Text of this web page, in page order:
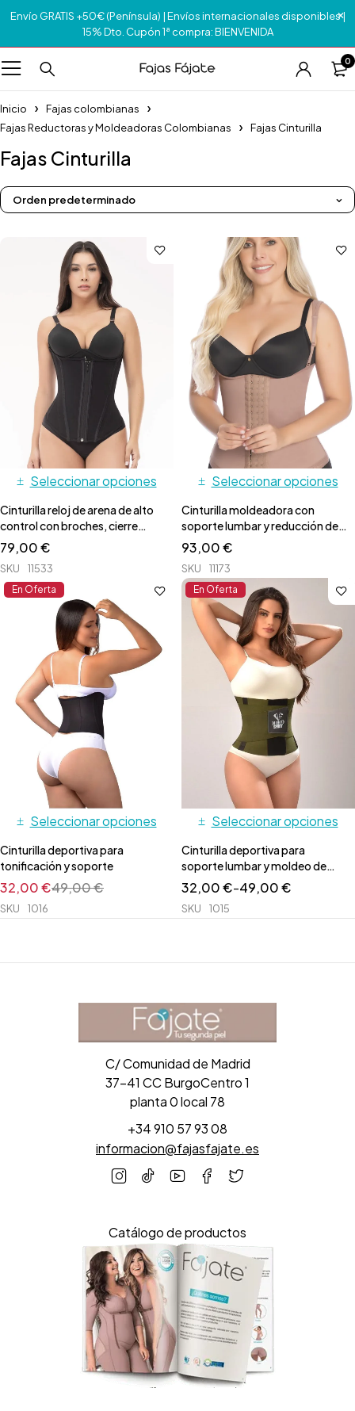
Envío GRATIS +50€ (Península) | Envíos internacionales disponibles |
15% Dto. Cupón 1ª compra: BIENVENIDA
0
Inicio
Fajas colombianas
Fajas Reductoras y Moldeadoras Colombianas
Fajas Cinturilla
Fajas Cinturilla
Orden predeterminado
Seleccionar opciones
Cinturilla reloj de arena de alto
control con broches, cierre
invisible y varillas
79,00€
SKU 11533
Seleccionar opciones
Cinturilla moldeadora con
soporte lumbar y reducción de
talla
93,00€
SKU 11173
En Oferta
Seleccionar opciones
Cinturilla deportiva para
tonificación y soporte
49,00€
32,00€
SKU 1016
En Oferta
Seleccionar opciones
Cinturilla deportiva para
soporte lumbar y moldeo de
silueta
32,00€-49,00€
SKU 1015
C/ Comunidad de Madrid
37-41 CC BurgoCentro 1
planta 0 local 78
+34 910 57 93 08
informacion@fajasfajate.es
Catálogo de productos